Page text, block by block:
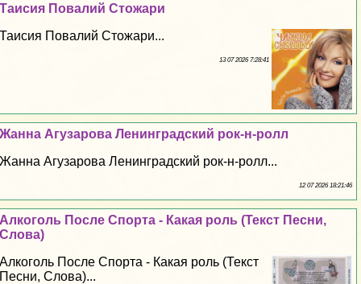
Таисия Повалий Стожари
Таисия Повалий Стожари...
13 07 2026 7:28:41
Жанна Агузарова Ленинградский рок-н-ролл
Жанна Агузарова Ленинградский рок-н-ролл...
12 07 2026 18:21:46
Алкоголь После Спорта - Какая роль (Текст Песни,
Слова)
Алкоголь После Спорта - Какая роль (Текст
Песни, Слова)...